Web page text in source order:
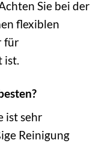
Sie bei der
flexiblen
für
ist.
ist sehr
Reinigung